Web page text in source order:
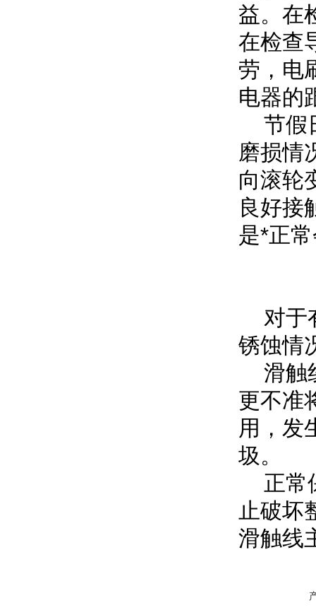
益。在
在检查
劳，电
电器的
节假
磨损情
向滚轮
良好接
是*正
对于
锈蚀情
滑触
更不准
用，发
圾。
正常
止破坏
滑触线